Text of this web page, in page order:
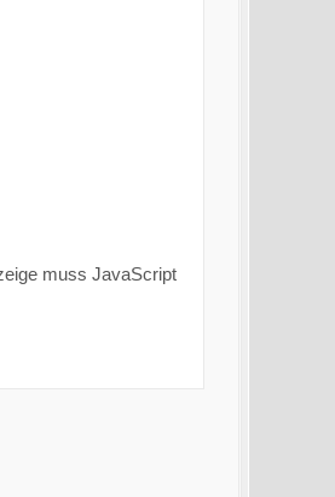
muss JavaScript